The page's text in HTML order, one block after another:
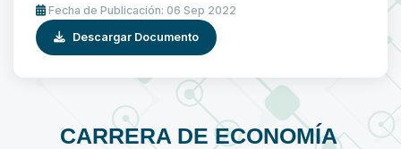
Fecha de Publicación: 06 Sep 2022
Descargar Documento
CARRERA DE ECONOMÍA